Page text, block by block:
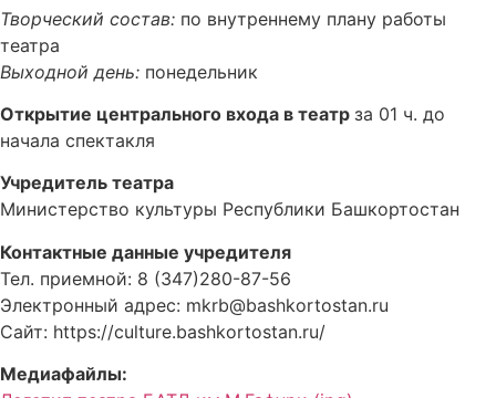
Творческий состав: по внутреннему плану работы
театра
Выходной день: понедельник
Открытие центрального входа в театр за 01 ч. до
начала спектакля
Учредитель театра
Министерство культуры Республики Башкортостан
Контактные данные учредителя
Тел. приемной: 8 (347)280-87-56
Электронный адрес: mkrb@bashkortostan.ru
Сайт: https://culture.bashkortostan.ru/
Медиафайлы: